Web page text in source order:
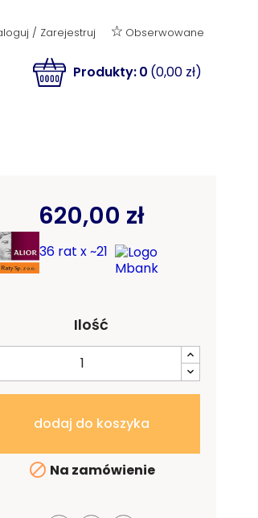
/ Zarejestruj Obserwowane
Produkty:0 (0,00 zł)
620,00 zł
36 rat x ~21
Ilość
dodaj do koszyka
 Na zamówienie